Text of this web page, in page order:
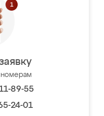
номерам
89-55
24-01